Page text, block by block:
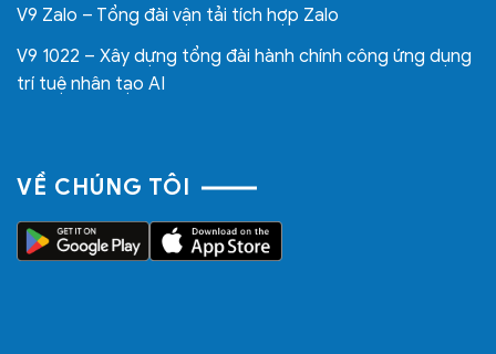
V9 Zalo – Tổng đài vận tải tích hợp Zalo
V9 1022 – Xây dựng tổng đài hành chính công ứng dụng
trí tuệ nhân tạo AI
VỀ CHÚNG TÔI